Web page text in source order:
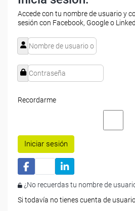
Accede con tu nombre de usuario y
sesión con Facebook, Google o
Recordarme
Iniciar sesión
¿No recuerdas tu nombre de
Si todavía no tienes cuenta de